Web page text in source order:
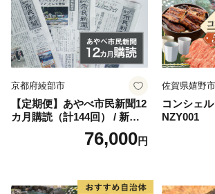
■受領証明書及びワンストップ特例申請
いて
入金確認後、注文内容確認画面の【注
の住所にお送りいたします。
発送の時期は、2週間～1ヵ月以内を目
品とは別にお送りいたします。(年末年始
京都府綾部市
【定期便】あやべ市民新聞12
カ月購読（計144回） / 新聞
情報誌 定期購読 綾部市 / 株
式会社あやべ市民新聞社［B
76,000円
佐賀県嬉野市
コンシェ
NZY001